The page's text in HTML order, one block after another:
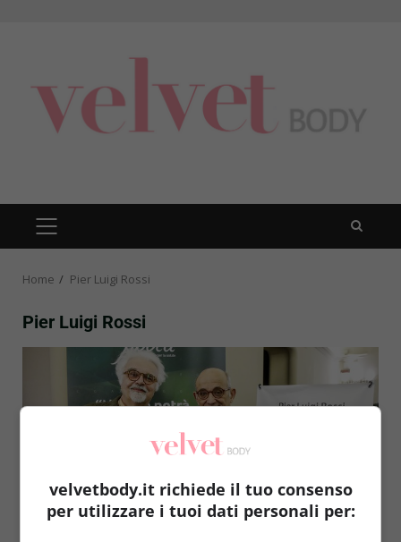
PRIMARY
MENU
Home Pier Luigi Rossi
Pier Luigi Rossi
velvetbody.it richiede il tuo consenso
per utilizzare i tuoi dati personali per: